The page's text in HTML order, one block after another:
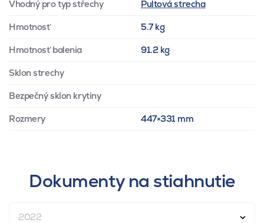
Vhodný pro typ střechy Pultová strecha
Hmotnosť 5.7 kg
Hmotnosť balenia 91.2 kg
Sklon strechy
Bezpečný sklon krytiny
Rozmery 447×331 mm
Dokumenty na stiahnutie
2022